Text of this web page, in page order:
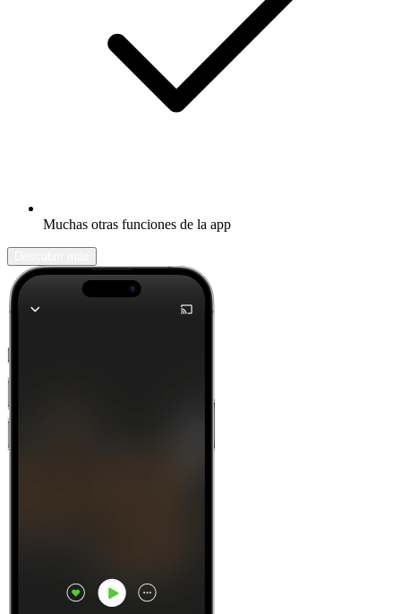
Muchas otras funciones de la app